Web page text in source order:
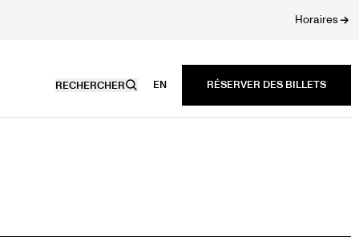
Horaires
RECHERCHER EN